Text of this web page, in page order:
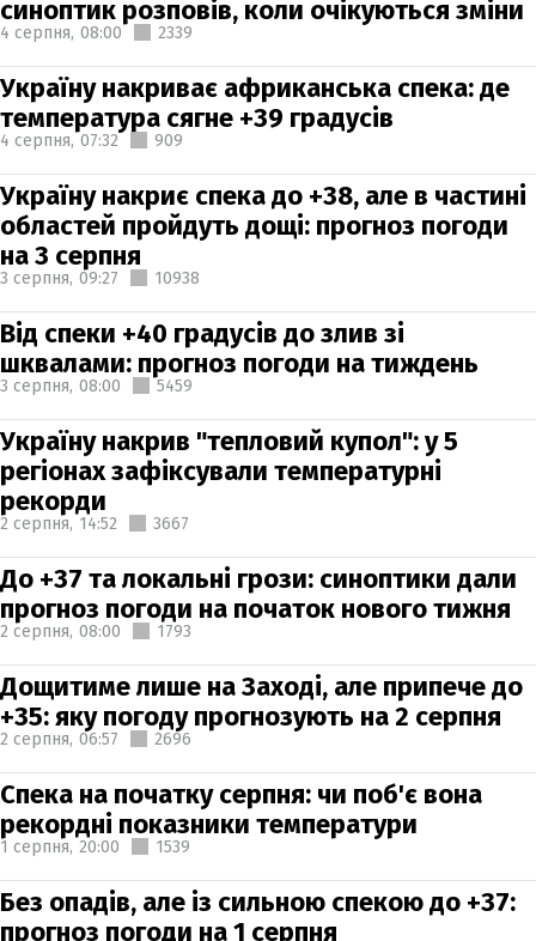
синоптик розповів, коли очікуються зміни
4 серпня, 08:00 2339
Україну накриває африканська спека: де
температура сягне +39 градусів
4 серпня, 07:32 909
Україну накриє спека до +38, але в частині
областей пройдуть дощі: прогноз погоди
на 3 серпня
3 серпня, 09:27 10938
Від спеки +40 градусів до злив зі
шквалами: прогноз погоди на тиждень
3 серпня, 08:00 5459
Україну накрив "тепловий купол": у 5
регіонах зафіксували температурні
рекорди
2 серпня, 14:52 3667
До +37 та локальні грози: синоптики дали
прогноз погоди на початок нового тижня
2 серпня, 08:00 1793
Дощитиме лише на Заході, але припече до
+35: яку погоду прогнозують на 2 серпня
2 серпня, 06:57 2696
Спека на початку серпня: чи поб'є вона
рекордні показники температури
1 серпня, 20:00 1539
Без опадів, але із сильною спекою до +37:
прогноз погоди на 1 серпня